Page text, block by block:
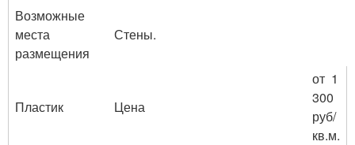
Возможные
места
размещения
Стены.
Пластик Цена
от 1
300
руб/
кв.м.